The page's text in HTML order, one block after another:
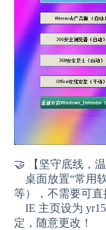
🤝 【坚守底线，温
桌面放置“常用
等），不需要可直
IE 主页设为
定，随意更改！